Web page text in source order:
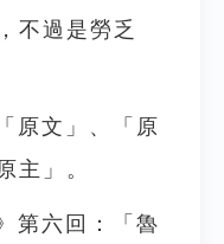
不過是勞乏
原文」、「原
主」。
第六回：「魯